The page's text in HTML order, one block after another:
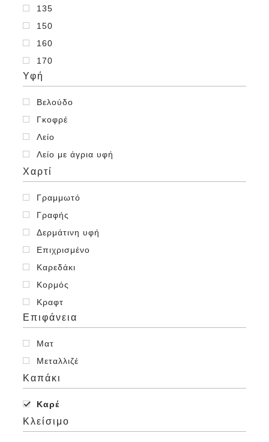
Σιελ/Γαλάζιο
Τιρκουάζ
Υπόλευκο
Φούξια
135
150
160
170
185
Υφή
Βελούδο
Γκοφρέ
Λείο
Λείο με άγρια υφή
Χαρτί
Γραμμωτό
Γραφής
Δερμάτινη υφή
Επιχρισμένο
Καρεδάκι
Κορμός
Κραφτ
Μεταλλικό
Οπαλίνα
Ριγωτό
Σταυρωτό (Οριζόντιες & Κάθετες Γραμμές)
Σφυρήλατο
Επιφάνεια
Ματ
Μεταλλιζέ
Καπάκι
Καρέ
Κλείσιμο